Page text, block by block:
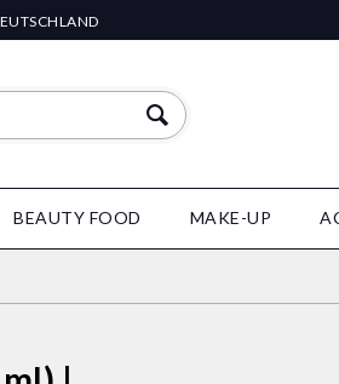
BEAUTY FOOD MAKE-UP